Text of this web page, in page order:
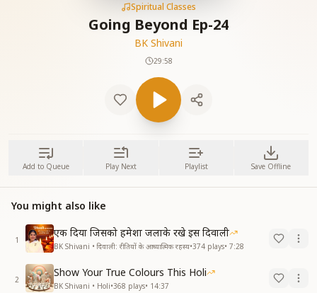
Spiritual Classes
Going Beyond Ep-24
BK Shivani
29:58
Add to Queue Play Next Playlist Save Offline
You might also like
1
एक दिया जिसको हमेशा जलाके रखे इस दिवाली
BK Shivani • दिवाली: रीतियों के आध्यात्मिक रहस्य•374 plays• 7:28
2
Show Your True Colours This Holi
BK Shivani • Holi•368 plays• 14:37